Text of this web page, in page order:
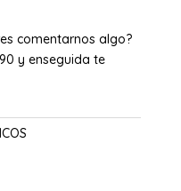
comentarnos algo?
y enseguida te